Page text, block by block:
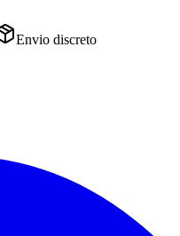
Envio discreto